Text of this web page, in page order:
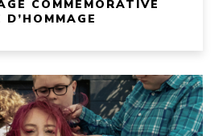
COMMÉMORATIVE